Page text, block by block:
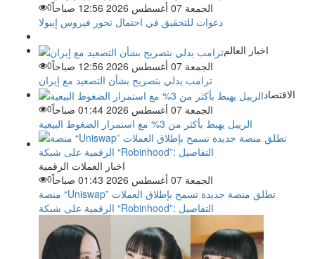
الجمعة 07 أغسطس 2026 12:56 صباحاً
0
دعوات للتحقيق في احتمال تحور فيروس إيبولا
اخبار العالم
الجمعة 07 أغسطس 2026 12:56 صباحاً
0
ترامب يدلي بتصريح بشأن التصعيد مع إيران
الاقتصاد
الجمعة 07 أغسطس 2026 01:44 صباحاً
0
الريبل يهبط بأكثر من 3% مع استمرار الضغوط البيعية
اخبار العملات الرقمية
الجمعة 07 أغسطس 2026 01:43 صباحاً
0
منصة “Uniswap” تطلق منصة جديدة تسمح بإطلاق العملات
الرقمية على شبكة “Robinhood”: التفاصيل